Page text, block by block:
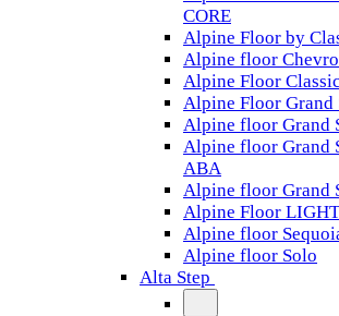
CORE
Alpine Floor by
Alpine floor
Alpine Floor Classic
Alpine Floor Grand
Alpine floor Grand
Alpine floor Grand
ABA
Alpine floor Grand
Alpine Floor
Alpine floor
Alpine floor Solo
Alta Step